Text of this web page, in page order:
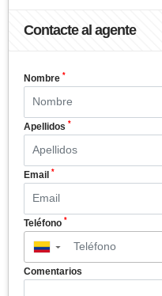
Contacte al agente
Nombre *
Apellidos *
Email *
Teléfono *
▼
Comentarios